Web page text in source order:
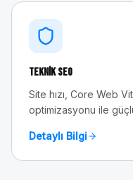
Teknik SEO
Site hızı, Core Web
optimizasyonu ile
Detaylı Bilgi